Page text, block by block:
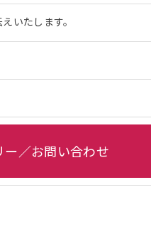
いたします。
ー／お問い合わせ